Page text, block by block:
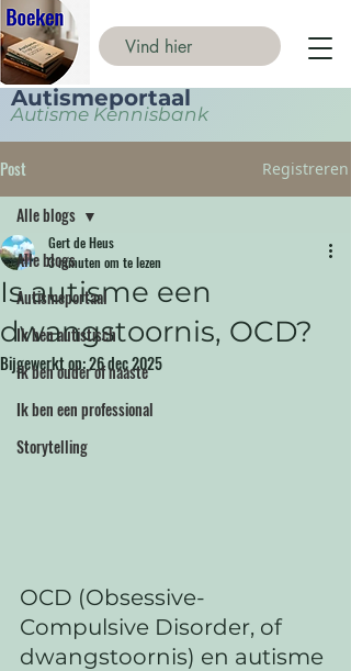
Autismeportaal
Autisme Kennisbank
Post Registreren
Alle blogs
Autismeportaal
Ik ben autistisch
Ik ben ouder of naaste
Ik ben een professional
Storytelling
Alle blogs
Is autisme een
dwangstoornis, OCD?
Gert de Heus
3 minuten om te lezen
Bijgewerkt op:26 dec 2025
OCD (Obsessive-
Compulsive Disorder, of
dwangstoornis) en autisme